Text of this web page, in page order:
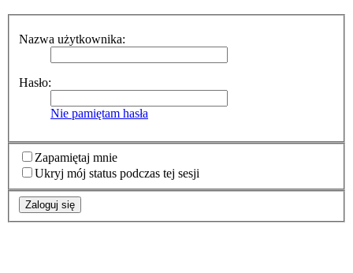
Nazwa użytkownika:
Hasło:
Nie pamiętam hasła
Zapamiętaj mnie
Ukryj mój status podczas tej sesji